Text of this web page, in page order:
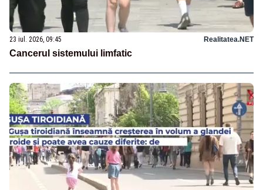
23 iul. 2026, 09:45 Realitatea.NET
Cancerul sistemului limfatic